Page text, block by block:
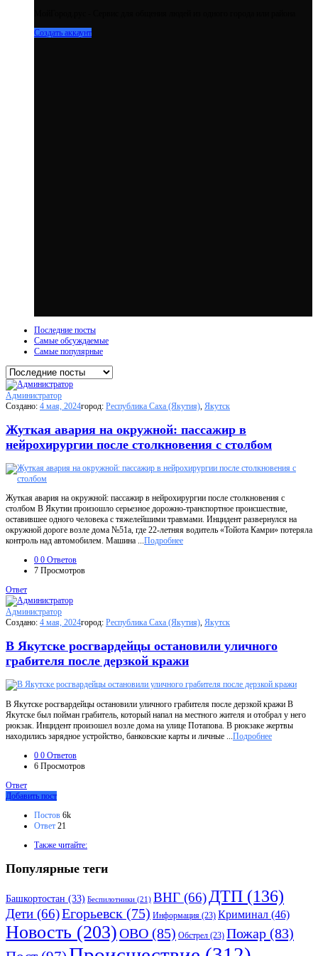
Создать аккаунт
Последние посты
Самые обсуждаемые
Самые популярные
Администратор
Создано: 4 мая, 2024город: Республика Саха (Якутия), Якутск
Жуткая авария на окружной: пассажир в
нейрохирургии после столкновения с столбом
Жуткая авария на окружной: пассажир в нейрохирургии после столкновения с
столбом В Якутии произошло серьезное дорожно-транспортное происшествие,
оставившее одного человека с тяжелейшими травмами. Инцидент развернулся на
окружной дороге возле дома №51а, где 22-летняя водитель «Тойота Камри» потеряла
контроль над автомобилем. Машина ...Подробнее
0 0 Ответов
7 Просмотров
Ответ
Администратор
Создано: 4 мая, 2024город: Республика Саха (Якутия), Якутск
В Якутске росгвардейцы остановили уличного
грабителя после дерзкой кражи
В Якутске росгвардейцы остановили уличного грабителя после дерзкой кражи В
Якутске был пойман грабитель, который напал на местного жителя и отобрал у него
рюкзак. Инцидент произошел возле дома на улице Потапова. В рюкзаке жертвы
находились зарядное устройство, банковские карты и личные ...Подробнее
0 0 Ответов
6 Просмотров
Ответ
Боковая
Добавить пост
Статистика
Постов 6k
Ответ 21
Также читайте:
Популярные теги
Башкортостан (33) Беспилотники (21) ВНГ (66) ДТП (136)
Дети (66)Егорьевск (75) Информация (23) Криминал (46)
Новость (203)ОВО (85) Обстрел (23) Пожар (83)